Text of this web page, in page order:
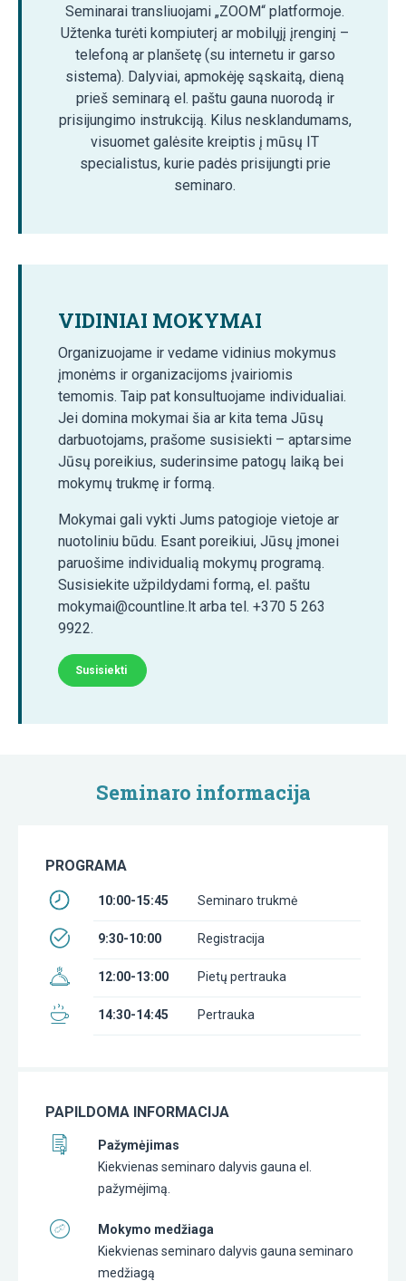
Seminarai transliuojami „ZOOM“ platformoje.
Užtenka turėti kompiuterį ar mobilųjį įrenginį –
telefoną ar planšetę (su internetu ir garso
sistema). Dalyviai, apmokėję sąskaitą, dieną
prieš seminarą el. paštu gauna nuorodą ir
prisijungimo instrukciją. Kilus nesklandumams,
visuomet galėsite kreiptis į mūsų IT
specialistus, kurie padės prisijungti prie
seminaro.
VIDINIAI MOKYMAI
Organizuojame ir vedame vidinius mokymus
įmonėms ir organizacijoms įvairiomis
temomis. Taip pat konsultuojame individualiai.
Jei domina mokymai šia ar kita tema Jūsų
darbuotojams, prašome susisiekti – aptarsime
Jūsų poreikius, suderinsime patogų laiką bei
mokymų trukmę ir formą.
Mokymai gali vykti Jums patogioje vietoje ar
nuotoliniu būdu. Esant poreikiui, Jūsų įmonei
paruošime individualią mokymų programą.
Susisiekite užpildydami formą, el. paštu
mokymai@countline.lt arba tel. +370 5 263
9922.
Susisiekti
Seminaro informacija
PROGRAMA
10:00-15:45 Seminaro trukmė
9:30-10:00 Registracija
12:00-13:00 Pietų pertrauka
14:30-14:45 Pertrauka
PAPILDOMA INFORMACIJA
Pažymėjimas
Kiekvienas seminaro dalyvis gauna el.
pažymėjimą.
Mokymo medžiaga
Kiekvienas seminaro dalyvis gauna seminaro
medžiagą